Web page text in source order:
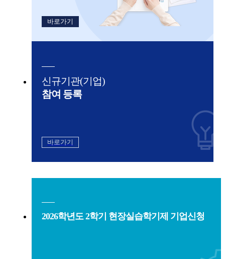
바로가기
신규기관(기업)
참여 등록
바로가기
2026학년도 2학기 현장실습학기제 기업신청